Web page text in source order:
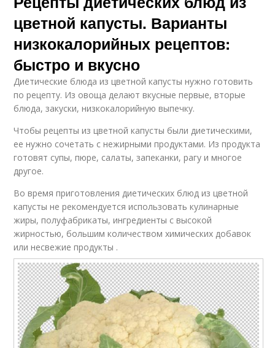
цветной капусты. Варианты
низкокалорийных рецептов:
быстро и вкусно
Диетические блюда из цветной капусты нужно готовить
по рецепту. Из овоща делают вкусные первые, вторые
блюда, закуски, низкокалорийную выпечку.
Чтобы рецепты из цветной капусты были диетическими,
ее нужно сочетать с нежирными продуктами. Из продукта
готовят супы, пюре, салаты, запеканки, рагу и многое
другое.
Во время приготовления диетических блюд из цветной
капусты не рекомендуется использовать кулинарные
жиры, полуфабрикаты, ингредиенты с высокой
жирностью, большим количеством химических добавок
или несвежие продукты .